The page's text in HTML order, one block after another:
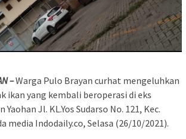
–Warga Pulo Brayan curhat mengeluhkan
ikan yang kembali beroperasi di eks
Jl. KL.Yos Sudarso No. 121, Kec.
media Indodaily.co, Selasa (26/10/2021).